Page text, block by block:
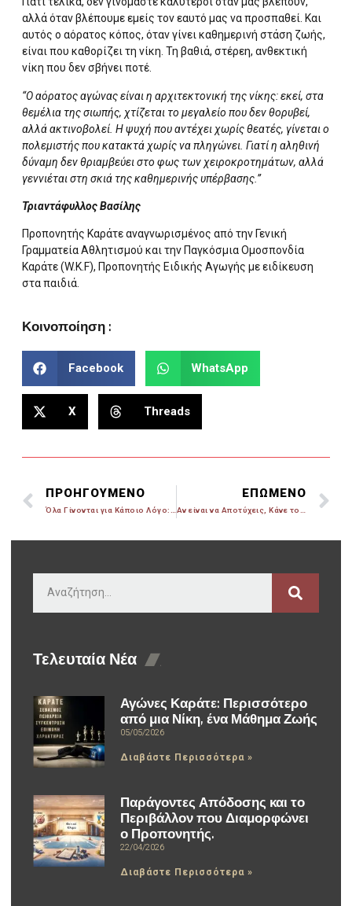
αλλά όταν βλέπουμε εμείς τον εαυτό μας να προσπαθεί. Και
αυτός ο αόρατος κόπος, όταν γίνει καθημερινή στάση ζωής,
είναι που καθορίζει τη νίκη. Τη βαθιά, στέρεη, ανθεκτική
νίκη που δεν σβήνει ποτέ.
“Ο αόρατος αγώνας είναι η αρχιτεκτονική της νίκης: εκεί, στα
θεμέλια της σιωπής, χτίζεται το μεγαλείο που δεν θορυβεί,
αλλά ακτινοβολεί. Η ψυχή που αντέχει χωρίς θεατές, γίνεται ο
πολεμιστής που κατακτά χωρίς να πληγώνει. Γιατί η αληθινή
δύναμη δεν θριαμβεύει στο φως των χειροκροτημάτων, αλλά
γεννιέται στη σκιά της καθημερινής υπέρβασης.”
Τριαντάφυλλος Βασίλης
Προπονητής Καράτε αναγνωρισμένος από την Γενική
Γραμματεία Αθλητισμού και την Παγκόσμια Ομοσπονδία
Καράτε (W.K.F), Προπονητής Ειδικής Αγωγής με ειδίκευση
στα παιδιά.
Κοινοποίηση :
Facebook WhatsApp
X Threads
ΠΡΟΗΓΟΥΜΕΝΟ ΕΠΩΜΕΝΟ
Τελευταία Νέα
Αγώνες Καράτε: Περισσότερο
από μια Νίκη, ένα Μάθημα Ζωής
05/05/2026
Διαβάστε Περισσότερα »
Παράγοντες Απόδοσης και το
Περιβάλλον που Διαμορφώνει
ο Προπονητής.
22/04/2026
Διαβάστε Περισσότερα »